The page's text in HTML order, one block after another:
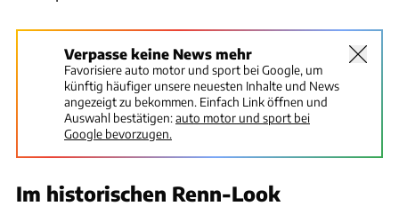
Verpasse keine News mehr
Favorisiere auto motor und sport bei Google, um
künftig häufiger unsere neuesten Inhalte und News
angezeigt zu bekommen. Einfach Link öffnen und
Auswahl bestätigen:auto motor und sport bei
Google bevorzugen.
Im historischen Renn-Look